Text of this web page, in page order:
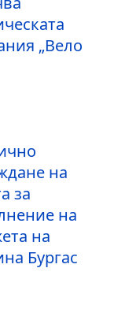
„Вело
на
за
на
на
Бургас